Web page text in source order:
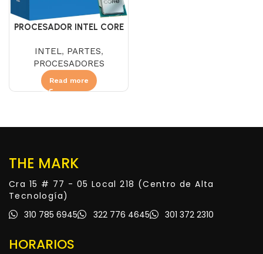
PROCESADOR INTEL CORE
INTEL, PARTES,
PROCESADORES
Read more
THE MARK
Cra 15 # 77 - 05 Local 218 (Centro de Alta
Tecnología)
310 785 6945
322 776 4645 301 372 2310
HORARIOS